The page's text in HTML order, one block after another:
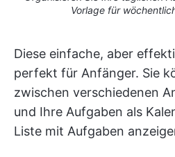
Vorlage für
Diese einfache, aber
perfekt für Anfänger. Sie
zwischen verschiedenen
und Ihre Aufgaben als
Liste mit Aufgaben